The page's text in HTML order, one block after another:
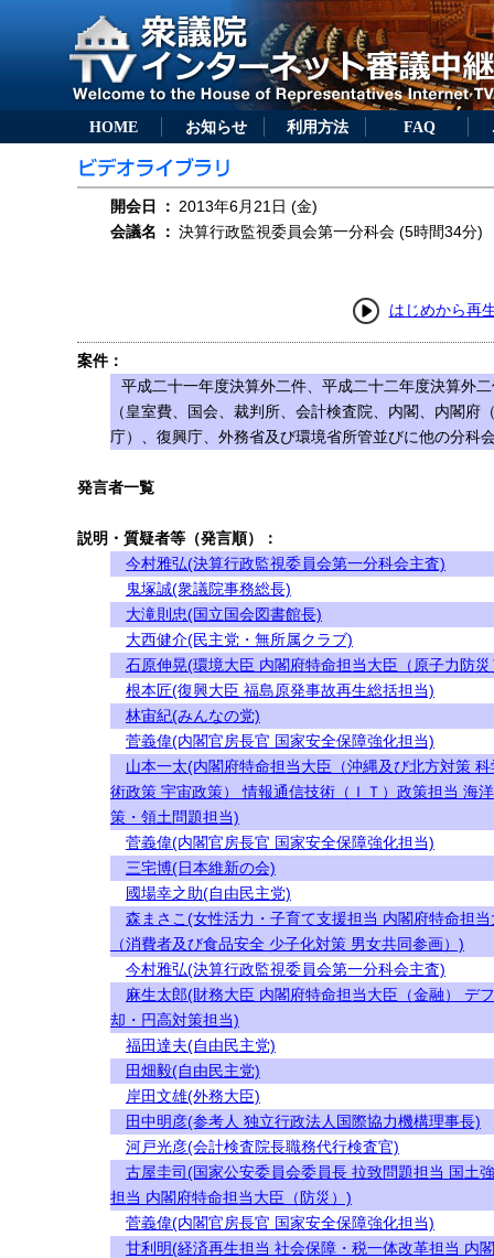
HOME お知らせ 利用方法 FAQ
開会日 ： 2013年6月21日 (金)
会議名
： 決算行政監視委員会第一分科会 (5時間34分)
はじめから再
案件：
平成二十一年度決算外二件、平成二十二年度決算外
（皇室費、国会、裁判所、会計検査院、内閣、内閣府
庁）、復興庁、外務省及び環境省所管並びに他の分科
発言者一覧
説明・質疑者等（発言順）：
今村雅弘(決算行政監視委員会第一分科会主査)
鬼塚誠(衆議院事務総長)
大滝則忠(国立国会図書館長)
大西健介(民主党・無所属クラブ)
石原伸晃(環境大臣 内閣府特命担当大臣（原子力防災
根本匠(復興大臣 福島原発事故再生総括担当)
林宙紀(みんなの党)
菅義偉(内閣官房長官 国家安全保障強化担当)
山本一太(内閣府特命担当大臣（沖縄及び北方対策 科
術政策 宇宙政策） 情報通信技術（ＩＴ）政策担当 海
策・領土問題担当)
菅義偉(内閣官房長官 国家安全保障強化担当)
三宅博(日本維新の会)
國場幸之助(自由民主党)
森まさこ(女性活力・子育て支援担当 内閣府特命担当
（消費者及び食品安全 少子化対策 男女共同参画）)
今村雅弘(決算行政監視委員会第一分科会主査)
麻生太郎(財務大臣 内閣府特命担当大臣（金融） デ
却・円高対策担当)
福田達夫(自由民主党)
田畑毅(自由民主党)
岸田文雄(外務大臣)
田中明彦(参考人 独立行政法人国際協力機構理事長)
河戸光彦(会計検査院長職務代行検査官)
古屋圭司(国家公安委員会委員長 拉致問題担当 国土
担当 内閣府特命担当大臣（防災）)
菅義偉(内閣官房長官 国家安全保障強化担当)
甘利明(経済再生担当 社会保障・税一体改革担当 内